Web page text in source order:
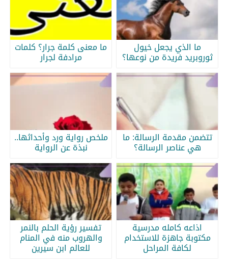
ما الذي يجعل خيول
ثوروبريد فريدة من نوعها؟
ما معنى كلمة جرار؟ كلمات
مرادفة لجرار
تتضمن مقدمة الرسالة: ما
هي عناصر الرسالة؟
ملخص رواية ورد وأحداثها..
نبذة عن الرواية
اذاعه كامله مدرسية
مكتوبة جاهزة للاستخدام
لكافة المراحل
تفسير رؤية الحلم بالنمر
والهروب منه في المنام
للعالم ابن سيرين